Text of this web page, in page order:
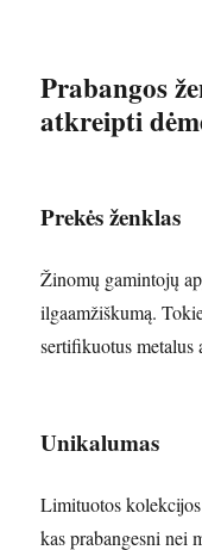
Prabangos
atkreipti
Prekės ženklas
Žinomų gamintojų
ilgaamžiškumą.
sertifikuotus metalus
Unikalumas
Limituotos
kas prabangesni nei